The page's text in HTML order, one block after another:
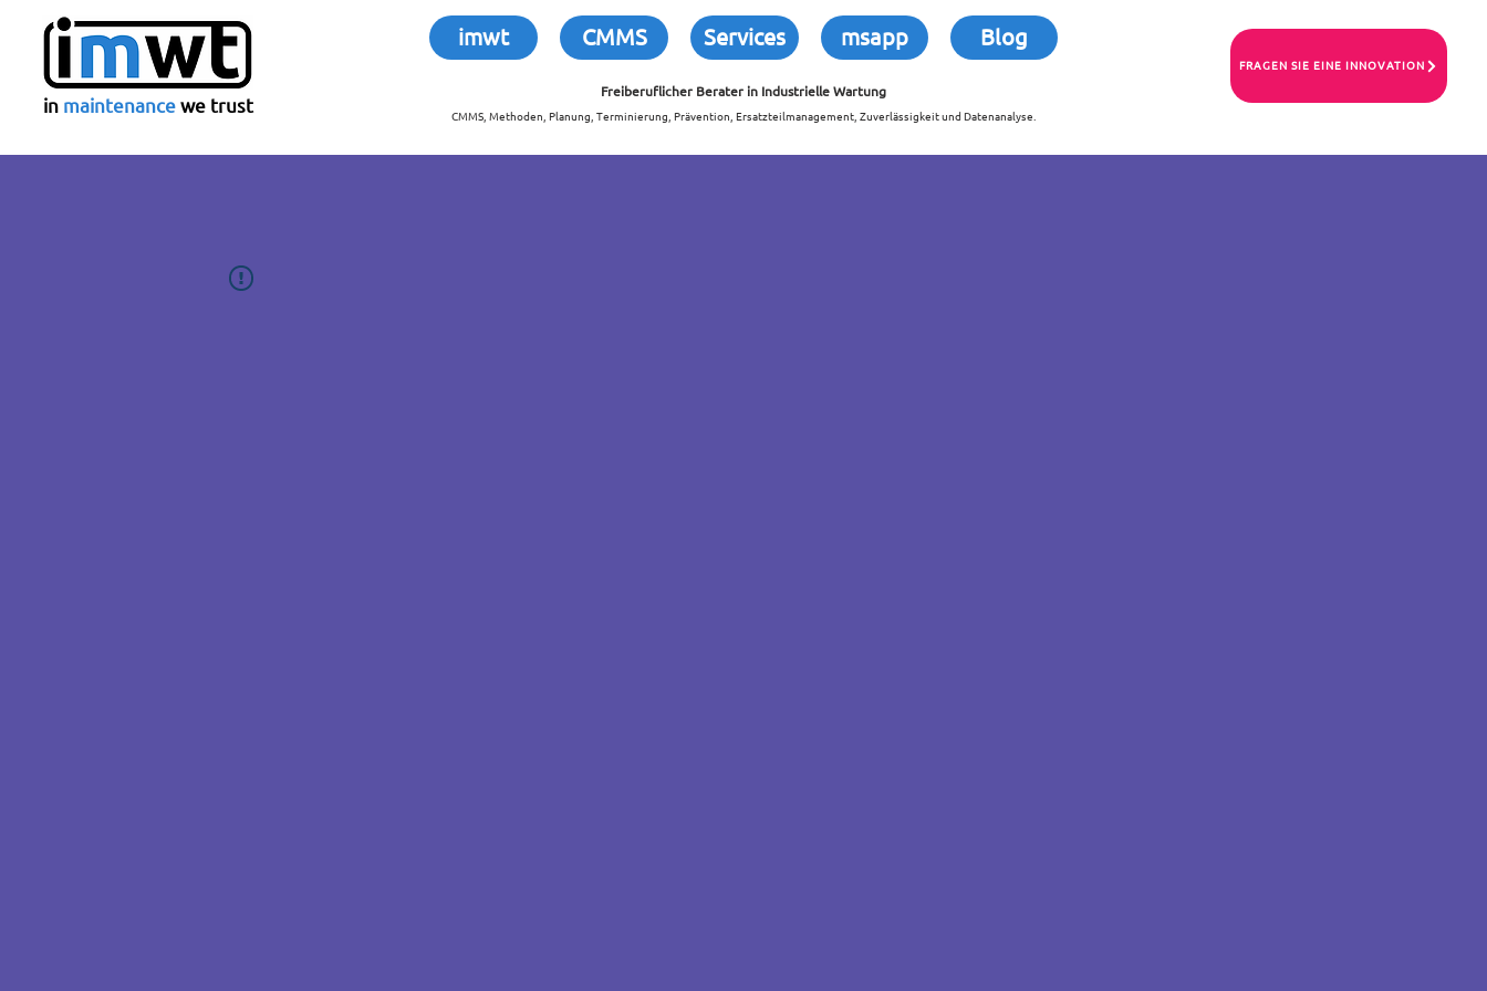
in maintenancewe trust
imwt CMMS Services msapp Blog
Freiberuflicher Berater in Industrielle Wartung
CMMS, Methoden, Planung, Terminierung, Prävention, Ersatzteilmanagement, Zuverlässigkeit und Datenanalyse.
FRAGEN SIE EINE INNOVATION